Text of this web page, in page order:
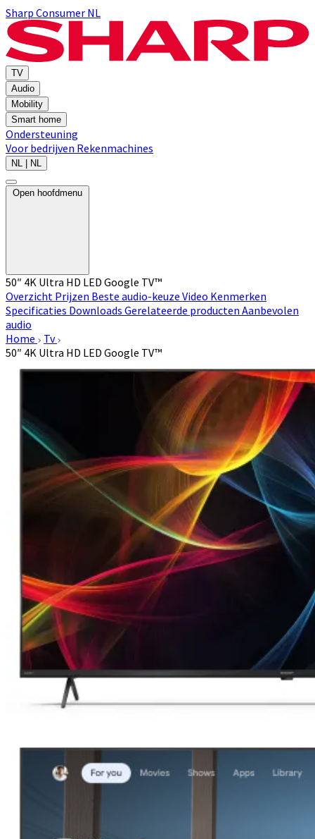
Sharp Consumer NL
TV
Audio
Mobility
Smart home
Ondersteuning
Voor bedrijven Rekenmachines
NL | NL
Open hoofdmenu
50″ 4K Ultra HD LED Google TV™
Overzicht Prijzen Beste audio-keuze Video Kenmerken
Specificaties Downloads Gerelateerde producten Aanbevolen
audio
Home
Tv
50″ 4K Ultra HD LED Google TV™